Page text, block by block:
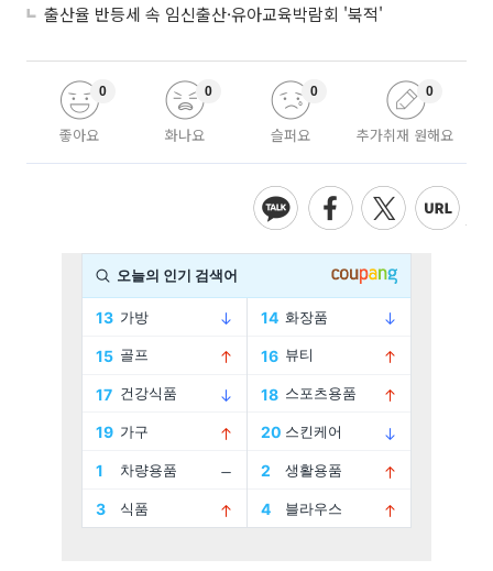
출산율 반등세 속 임신출산·유아교육박람회 '북적'
좋아요
0
화나요
0
슬퍼요
0
추가취재 원해요
0